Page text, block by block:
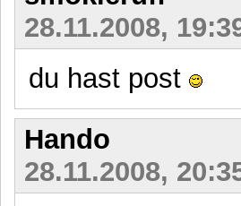
28.11.2008,
du hast post
Hando
28.11.2008,